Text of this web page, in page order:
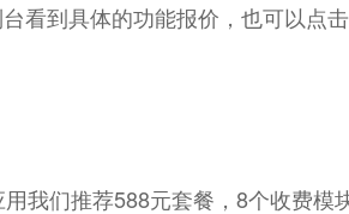
看到具体的功能报价，也可以点
我们推荐588元套餐，8个收费模